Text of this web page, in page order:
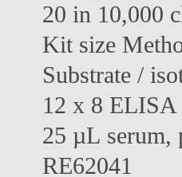
20 in 10,000
Kit size
Substrate /
12 x 8
25 µL serum,
RE62041